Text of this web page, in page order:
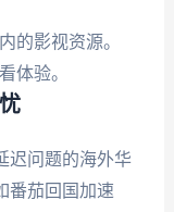
的影视资源。
体验。
迟问题的海外华
番茄回国加速